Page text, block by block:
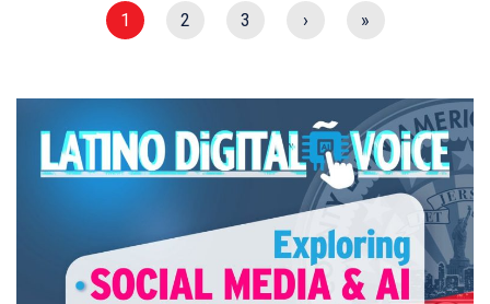
1 2 3 › »